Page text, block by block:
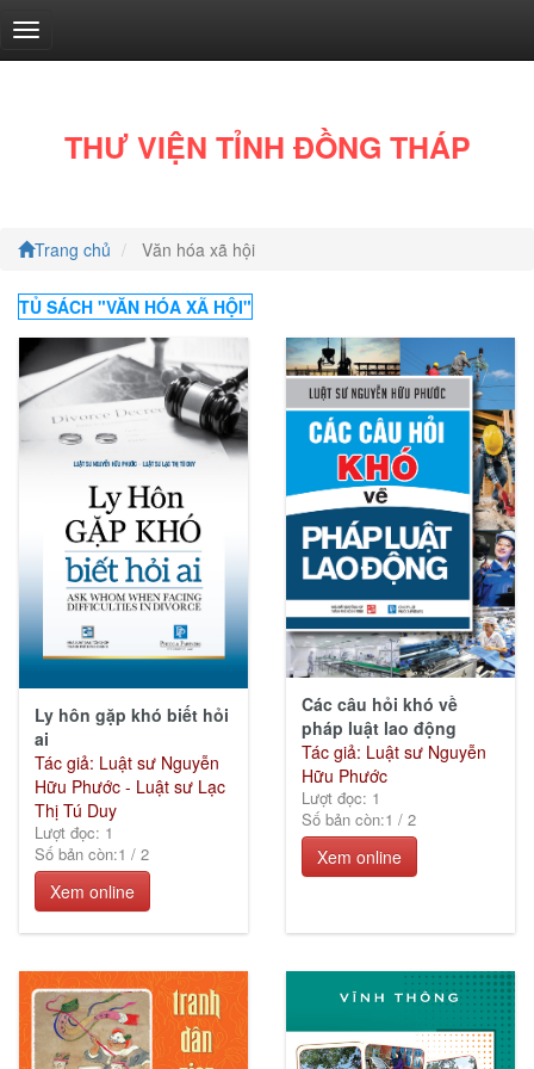
Văn
học
Tốt
đời
đẹp
Giáo
trình
khỏe
sống
Lịch
sử -
THƯ VIỆN TỈNH ĐỒNG THÁP
Trang chủ Văn hóa xã hội
TỦ SÁCH "VĂN HÓA XÃ HỘI"
Ly hôn gặp khó biết hỏi
ai
Tác giả: Luật sư Nguyễn
Hữu Phước - Luật sư Lạc
Thị Tú Duy
Lượt đọc: 1
Số bản còn:1 /2
Xem online
Các câu hỏi khó về
pháp luật lao động
Tác giả: Luật sư Nguyễn
Hữu Phước
Lượt đọc: 1
Số bản còn:1 /2
Xem online